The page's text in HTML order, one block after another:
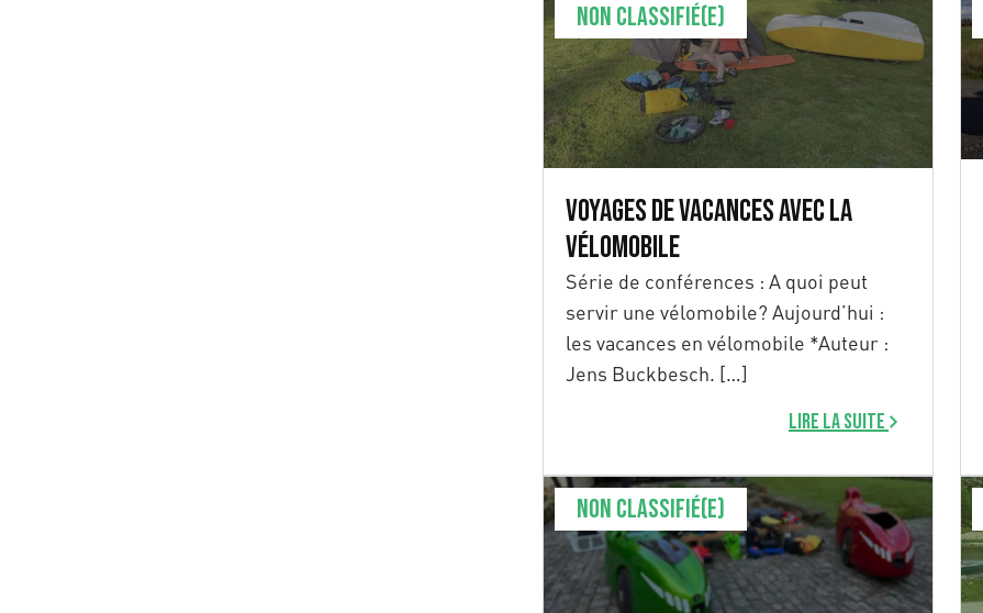
Non classifié(e)
Voyages de vacances avec la
vélomobile
Série de conférences : A quoi peut
servir une vélomobile? Aujourd’hui :
les vacances en vélomobile *Auteur :
Jens Buckbesch. […]
Lire la suite
Non classifié(e)